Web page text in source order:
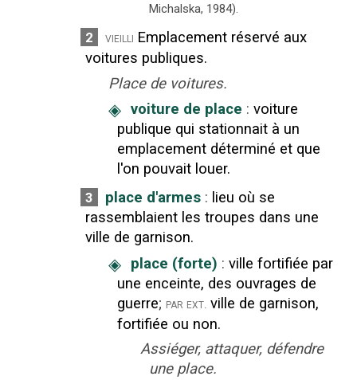
Michalska, 1984).
2 vieilli Emplacement réservé aux
voitures publiques.
Place de voitures.
◈ voiture de place : voiture
publique qui stationnait à un
emplacement déterminé et que
l'on pouvait louer.
3 place d'armes : lieu où se
rassemblaient les troupes dans une
ville de garnison.
◈ place (forte) : ville fortifiée par
une enceinte, des ouvrages de
guerre; par ext. ville de garnison,
fortifiée ou non.
Assiéger, attaquer, défendre
une place.